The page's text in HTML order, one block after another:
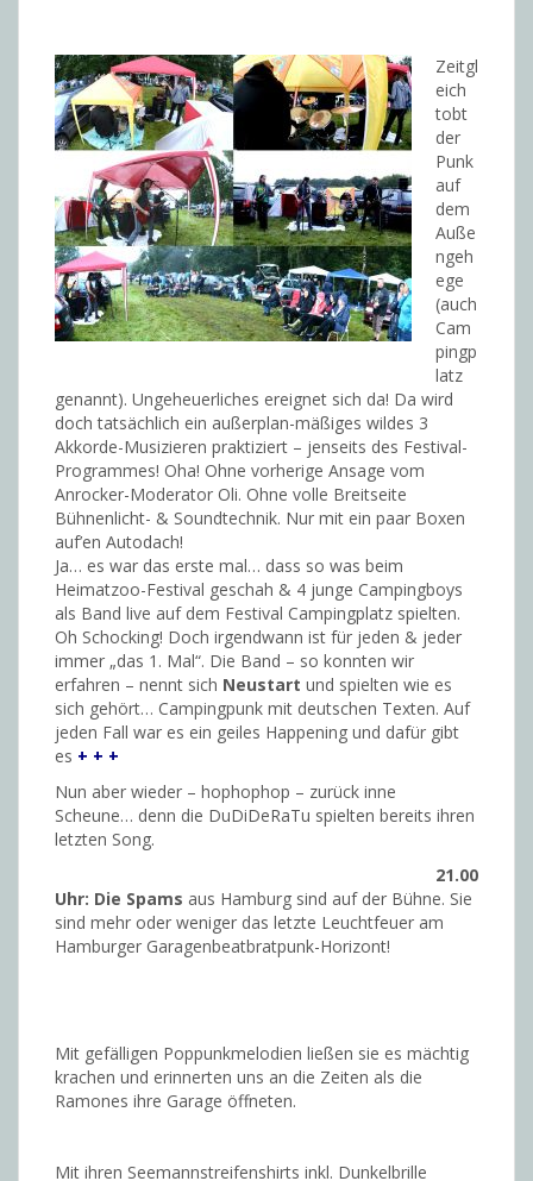
Zeitgl
eich
tobt
der
Punk
auf
dem
Auße
ngeh
ege
(auch
Cam
pingp
latz
genannt). Ungeheuerliches ereignet sich da! Da wird
doch tatsächlich ein außerplan-mäßiges wildes 3
Akkorde-Musizieren praktiziert – jenseits des Festival-
Programmes! Oha! Ohne vorherige Ansage vom
Anrocker-Moderator Oli. Ohne volle Breitseite
Bühnenlicht- & Soundtechnik. Nur mit ein paar Boxen
auf’en Autodach!
Ja… es war das erste mal… dass so was beim
Heimatzoo-Festival geschah & 4 junge Campingboys
als Band live auf dem Festival Campingplatz spielten.
Oh Schocking! Doch irgendwann ist für jeden & jeder
immer „das 1. Mal“. Die Band – so konnten wir
erfahren – nennt sich Neustart und spielten wie es
sich gehört… Campingpunk mit deutschen Texten. Auf
jeden Fall war es ein geiles Happening und dafür gibt
es + + +
Nun aber wieder – hophophop – zurück inne
Scheune… denn die DuDiDeRaTu spielten bereits ihren
letzten Song.
21.00
Uhr: Die Spams aus Hamburg sind auf der Bühne. Sie
sind mehr oder weniger das letzte Leuchtfeuer am
Hamburger Garagenbeatbratpunk-Horizont!
Mit gefälligen Poppunkmelodien ließen sie es mächtig
krachen und erinnerten uns an die Zeiten als die
Ramones ihre Garage öffneten.
Mit ihren Seemannstreifenshirts inkl. Dunkelbrille